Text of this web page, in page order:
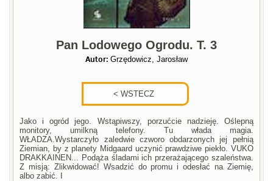
Pan Lodowego Ogrodu. T. 3
Autor: Grzędowicz, Jarosław
Jako i ogród jego. Wstąpiwszy, porzućcie nadzieję. Oślepną
monitory, umilkną telefony. Tu włada magia.
WŁADZA.Wystarczyło zaledwie czworo obdarzonych jej pełnią
Ziemian, by z planety Midgaard uczynić prawdziwe piekło. VUKO
DRAKKAINEN... Podąża śladami ich przerażającego szaleństwa.
Z misją: Zlikwidować! Wsadzić do promu i odesłać na Ziemię,
albo zabić. I